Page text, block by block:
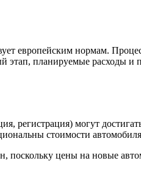
европейским нормам.
планируемые расходы и
регистрация) могут
стоимости
поскольку цены на новые